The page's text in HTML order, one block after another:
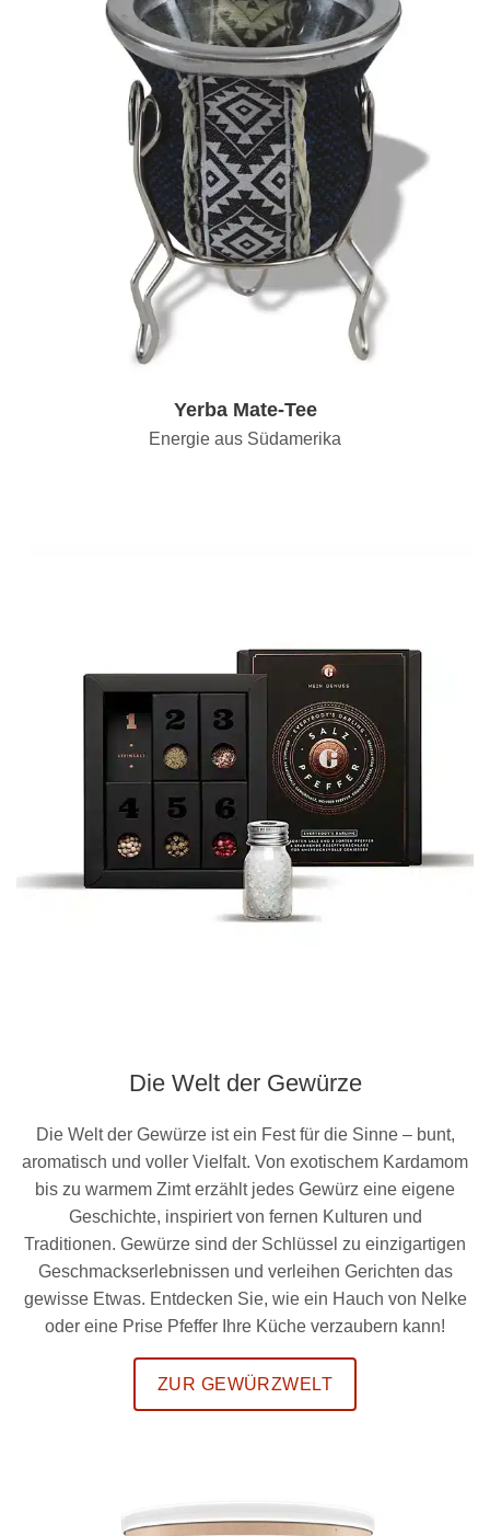
Yerba Mate-Tee
Energie aus Südamerika
Die Welt der Gewürze
Die Welt der Gewürze ist ein Fest für die Sinne – bunt,
aromatisch und voller Vielfalt. Von exotischem Kardamom
bis zu warmem Zimt erzählt jedes Gewürz eine eigene
Geschichte, inspiriert von fernen Kulturen und
Traditionen. Gewürze sind der Schlüssel zu einzigartigen
Geschmackserlebnissen und verleihen Gerichten das
gewisse Etwas. Entdecken Sie, wie ein Hauch von Nelke
oder eine Prise Pfeffer Ihre Küche verzaubern kann!
ZUR GEWÜRZWELT